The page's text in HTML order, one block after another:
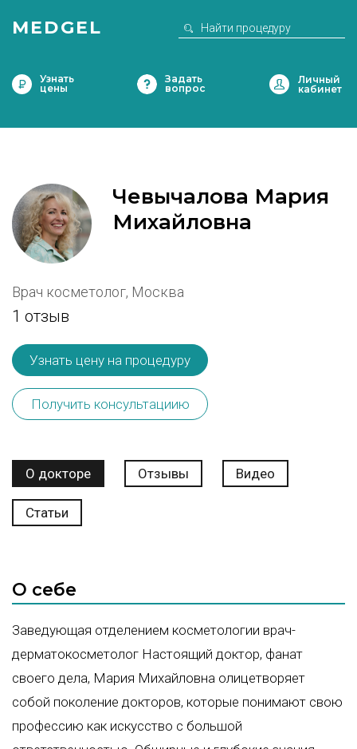
MEDGEL
Узнать
цены
Задать
вопрос
Чевычалова Мария
Михайловна
Врач косметолог, Москва
1 отзыв
Узнать цену на процедуру
Получить консультациию
О докторе Отзывы Видео
Статьи
О себе
Заведующая отделением косметологии врач-
дерматокосметолог Настоящий доктор, фанат
своего дела, Мария Михайловна олицетворяет
собой поколение докторов, которые понимают свою
профессию как искусство с большой